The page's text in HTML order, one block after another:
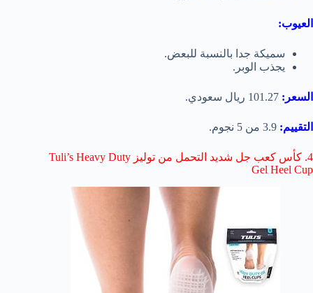
العيوب:
سميكة جدا بالنسبة للبعض.
يجذب الوبر.
السعر: 101.27 ريال سعودي.
التقييم: 3.9 من 5 نجوم.
4. كأس كعب جل شديد التحمل من توليز Tuli’s Heavy Duty
Gel Heel Cup